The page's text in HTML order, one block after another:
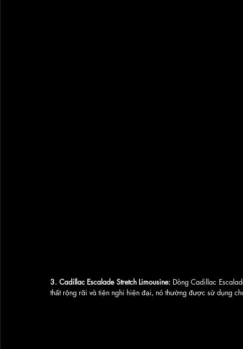
3. Cadillac Escalade Stretch Limousine: Dòng Cadillac
thất rộng rãi và tiện nghi hiện đại, nó thường được sử dụng